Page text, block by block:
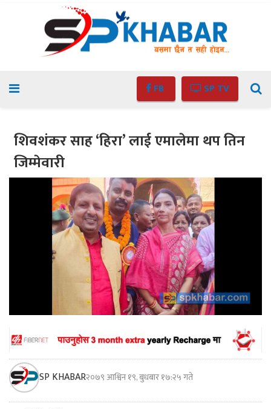
FB SP TV
शिवशंकर साह ‘हिरा’ लाई एमालेमा थप तिन
जिम्मेवारी
SP KHABAR२०७९ आश्विन १९, बुधबार १७:२५ गते